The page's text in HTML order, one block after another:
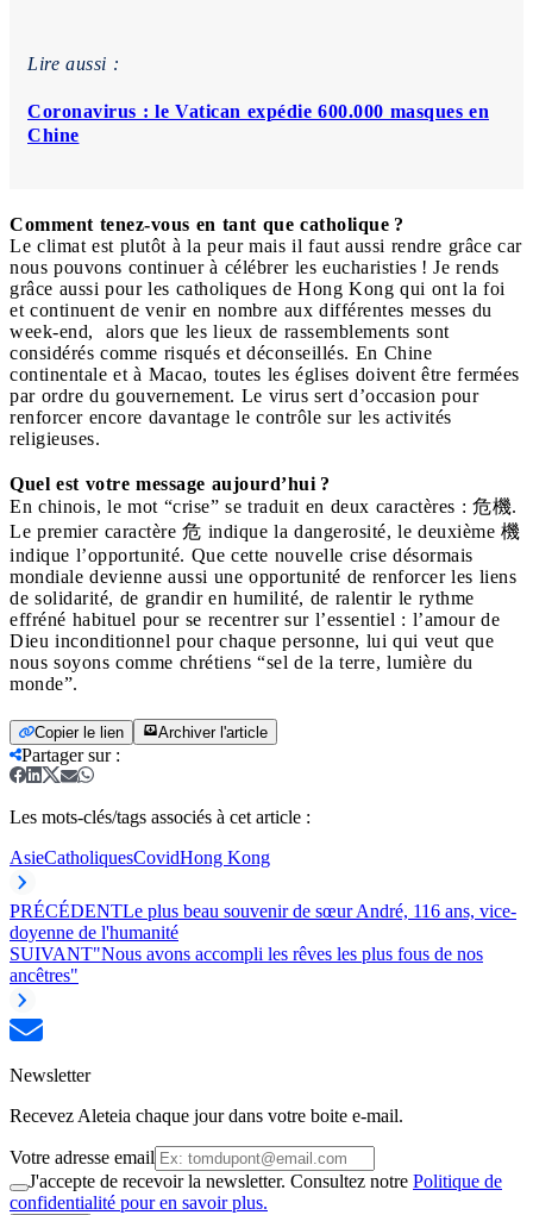
Lire aussi :
Coronavirus : le Vatican expédie 600.000 masques en
Chine
Comment tenez-vous en tant que catholique ?
Le climat est plutôt à la peur mais il faut aussi rendre grâce car
nous pouvons continuer à célébrer les eucharisties ! Je rends
grâce aussi pour les catholiques de Hong Kong qui ont la foi
et continuent de venir en nombre aux différentes messes du
week-end, alors que les lieux de rassemblements sont
considérés comme risqués et déconseillés. En Chine
continentale et à Macao, toutes les églises doivent être fermées
par ordre du gouvernement. Le virus sert d’occasion pour
renforcer encore davantage le contrôle sur les activités
religieuses.
Quel est votre message aujourd’hui ?
En chinois, le mot “crise” se traduit en deux caractères : 危機.
Le premier caractère 危 indique la dangerosité, le deuxième 機
indique l’opportunité. Que cette nouvelle crise désormais
mondiale devienne aussi une opportunité de renforcer les liens
de solidarité, de grandir en humilité, de ralentir le rythme
effréné habituel pour se recentrer sur l’essentiel : l’amour de
Dieu inconditionnel pour chaque personne, lui qui veut que
nous soyons comme chrétiens “sel de la terre, lumière du
monde”.
Copier le lien Archiver l'article
Partager sur:
Les mots-clés/tags associés à cet article :
AsieCatholiquesCovidHong Kong
PRÉCÉDENTLe plus beau souvenir de sœur André, 116 ans, vice-
doyenne de l'humanité
SUIVANT"Nous avons accompli les rêves les plus fous de nos
ancêtres"
Newsletter
Recevez Aleteia chaque jour dans votre boite e-mail.
Votre adresse email
J'accepte de recevoir la newsletter. Consultez notre Politique de
confidentialité pour en savoir plus.